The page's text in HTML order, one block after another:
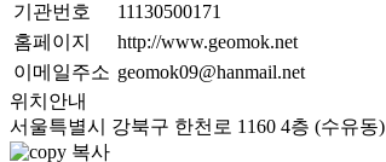
기관번호
11130500171
홈페이지
http://www.geomok.net
이메일주소 geomok09@hanmail.net
위치안내
서울특별시 강북구 한천로 1160 4층 (수유동)
복사